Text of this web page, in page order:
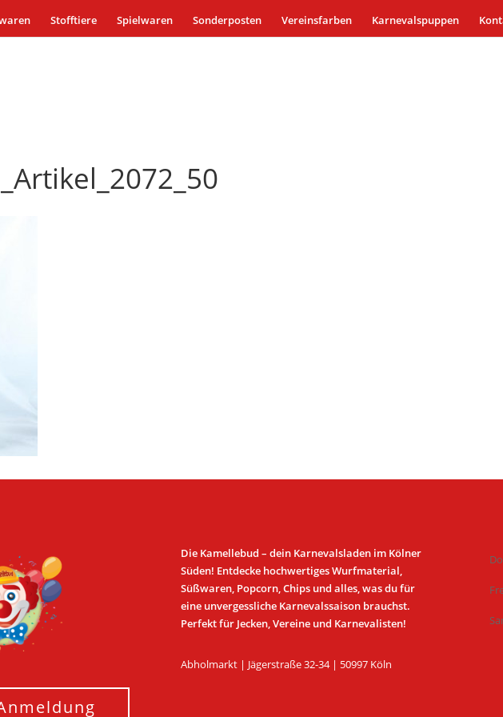
Stofftiere Spielwaren Sonderposten Vereinsfarben Karnevalspuppen
Die Kamellebud – dein Karnevalsladen im Kölner
Süden! Entdecke hochwertiges Wurfmaterial,
Süßwaren, Popcorn, Chips und alles, was du für
eine unvergessliche Karnevalssaison brauchst.
Perfekt für Jecken, Vereine und Karnevalisten!
Abholmarkt | Jägerstraße 32-34 | 50997 Köln